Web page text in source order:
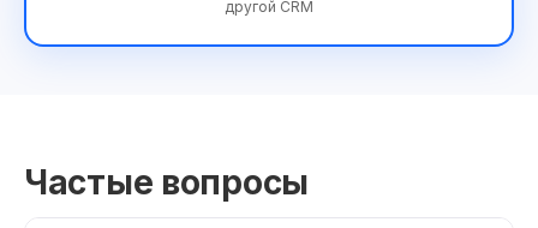
другой CRM
Частые вопросы